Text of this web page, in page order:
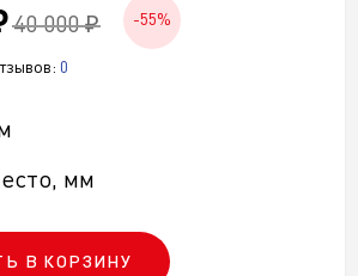
40 000 ₽ -55%
0
мм
В КОРЗИНУ